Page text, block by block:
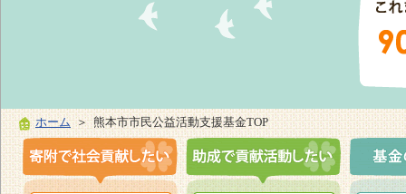
ホーム＞ 熊本市市民公益活動支援基金TOP